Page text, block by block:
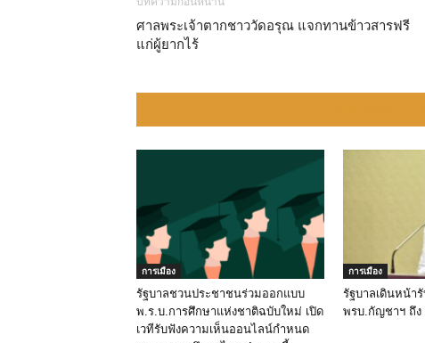
ศาลพระเจ้าตากชาววัดอรุณ แจกทานข้าวสารฟรี
แก่ผู้ยากไร้
การเมือง
รัฐบาลชวนประชาชนร่วมออกแบบ
พ.ร.บ.การศึกษาแห่งชาติฉบับใหม่ เปิด
เวทีรับฟังความเห็นออนไลน์กำหนด
การเมือง
รัฐบาลเดินหน้า
พรบ.กัญชาฯ ถึง